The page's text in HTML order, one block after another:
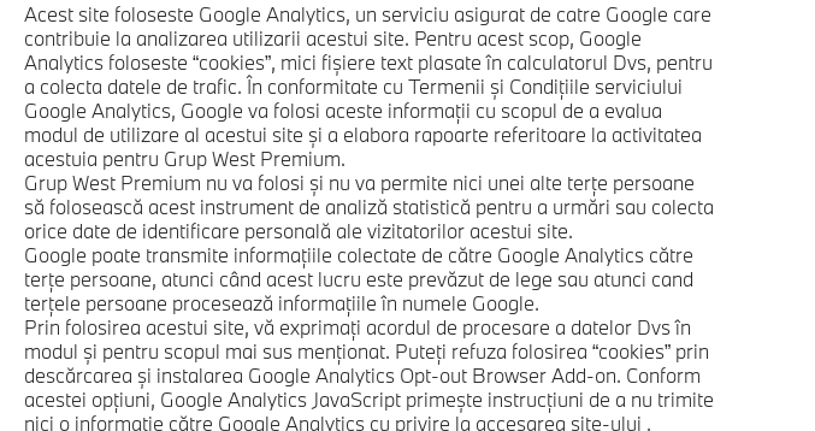
Acest site foloseste Google Analytics, un serviciu asigurat de catre Google care
contribuie la analizarea utilizarii acestui site. Pentru acest scop, Google
Analytics foloseste “cookies”, mici fişiere text plasate în calculatorul Dvs, pentru
a colecta datele de trafic. În conformitate cu Termenii şi Condiţiile serviciului
Google Analytics, Google va folosi aceste informaţii cu scopul de a evalua
modul de utilizare al acestui site şi a elabora rapoarte referitoare la activitatea
acestuia pentru Grup West Premium.
Grup West Premium nu va folosi şi nu va permite nici unei alte terţe persoane
să folosească acest instrument de analiză statistică pentru a urmări sau colecta
orice date de identificare personală ale vizitatorilor acestui site.
Google poate transmite informaţiile colectate de către Google Analytics către
terţe persoane, atunci când acest lucru este prevăzut de lege sau atunci cand
terţele persoane procesează informaţiile în numele Google.
Prin folosirea acestui site, vă exprimaţi acordul de procesare a datelor Dvs în
modul şi pentru scopul mai sus menţionat. Puteţi refuza folosirea “cookies” prin
descărcarea şi instalarea Google Analytics Opt-out Browser Add-on. Conform
acestei opţiuni, Google Analytics JavaScript primeşte instrucţiuni de a nu trimite
nici o informaţie către Google Analytics cu privire la accesarea site-ului .